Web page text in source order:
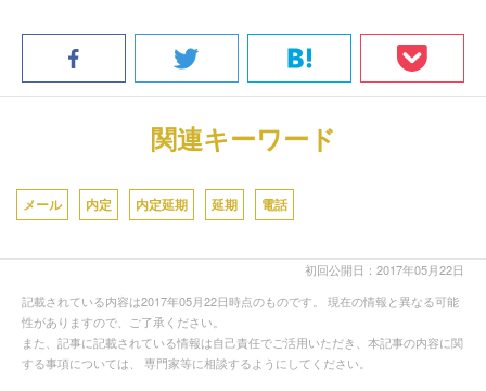
関連キーワード
メール 内定 内定延期 延期 電話
初回公開日：2017年05月22日
記載されている内容は2017年05月22日時点のものです。 現在の情報と異なる可能
性がありますので、ご了承ください。
また、記事に記載されている情報は自己責任でご活用いただき、本記事の内容に関
する事項については、 専門家等に相談するようにしてください。